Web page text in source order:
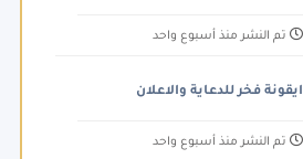
تم النشر منذ أسبوع واحد
ايقونة فخر للدعاية والاعلان
تم النشر منذ أسبوع واحد